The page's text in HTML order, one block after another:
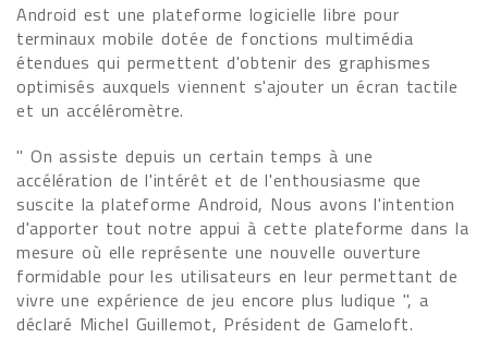
Android est une plateforme logicielle libre pour
terminaux mobile dotée de fonctions multimédia
étendues qui permettent d'obtenir des graphismes
optimisés auxquels viennent s'ajouter un écran tactile
et un accéléromètre.
" On assiste depuis un certain temps à une
accélération de l'intérêt et de l'enthousiasme que
suscite la plateforme Android, Nous avons l'intention
d'apporter tout notre appui à cette plateforme dans la
mesure où elle représente une nouvelle ouverture
formidable pour les utilisateurs en leur permettant de
vivre une expérience de jeu encore plus ludique ", a
déclaré Michel Guillemot, Président de Gameloft.